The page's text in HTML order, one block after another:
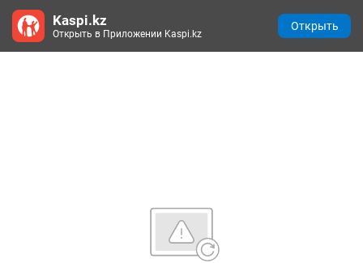
Kaspi.kz
Открыть в Приложении Kaspi.kz
Открыть